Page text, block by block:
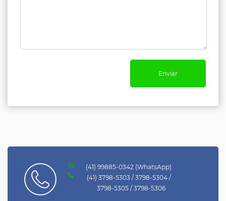
(41) 99885-0342 (WhatsApp)
(41) 3798-5303 / 3798-5304 /
3798-5305 / 3798-5306